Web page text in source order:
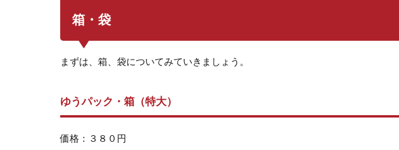
箱・袋
まずは、箱、袋についてみていきましょう。
ゆうパック・箱（特大）
価格：３８０円